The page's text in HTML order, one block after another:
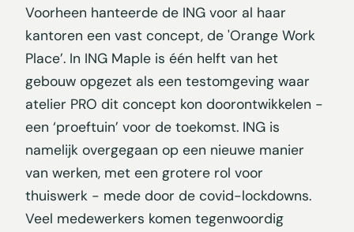
Voorheen hanteerde de ING voor al haar
kantoren een vast concept, de 'Orange Work
Place’. In ING Maple is één helft van het
gebouw opgezet als een testomgeving waar
atelier PRO dit concept kon doorontwikkelen -
een ‘proeftuin’ voor de toekomst. ING is
namelijk overgegaan op een nieuwe manier
van werken, met een grotere rol voor
thuiswerk - mede door de covid-lockdowns.
Veel medewerkers komen tegenwoordig